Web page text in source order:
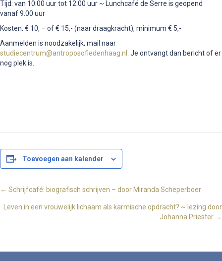
Tijd: van 10:00 uur tot 12:00 uur ~ Lunchcafé de Serre is geopend
vanaf 9.00 uur
Kosten: € 10, – of € 15,- (naar draagkracht), minimum € 5,-
Aanmelden is noodzakelijk, mail naar
studiecentrum@antroposofiedenhaag.nl
. Je ontvangt dan bericht of er
nog plek is.
Toevoegen aan kalender
Posts
navigation
← Schrijfcafé: biografisch schrijven – door Miranda Scheperboer
Leven in een vrouwelijk lichaam als karmische opdracht? ~ lezing door
Johanna Priester →